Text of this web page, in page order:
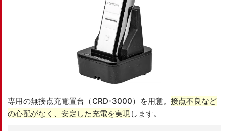
専用の無接点充電置台（CRD-3000）を用意。 接点不良など
の心配がなく、安定した充電を実現します。